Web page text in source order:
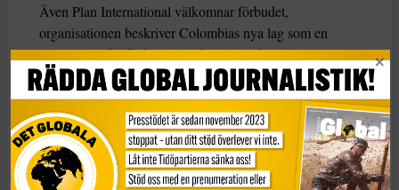
Även Plan International välkomnar förbudet,
organisationen beskriver Colombias nya lag som en
”milstolpe” för flickors rättigheter i landet.
– Alla flickor i Colombia har rätt att växa upp utan våld
och handlingar som är skadliga för deras kroppar och
framtid. Godkännandet av lagförslaget skickar ett tydligt
budskap från den colombianska staten och från alla oss
som har arbetat tillsammans med samhällena för att